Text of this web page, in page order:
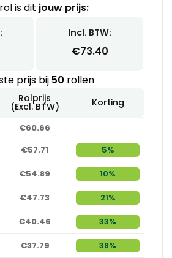
rol is dit jouw prijs:
Incl. BTW:
€73.40
prijs bij 50 rollen
Rolprijs
(Excl. BTW) Korting
€60.66
€57.71 5%
€54.89 10%
€47.73 21%
€40.46 33%
€37.79 38%